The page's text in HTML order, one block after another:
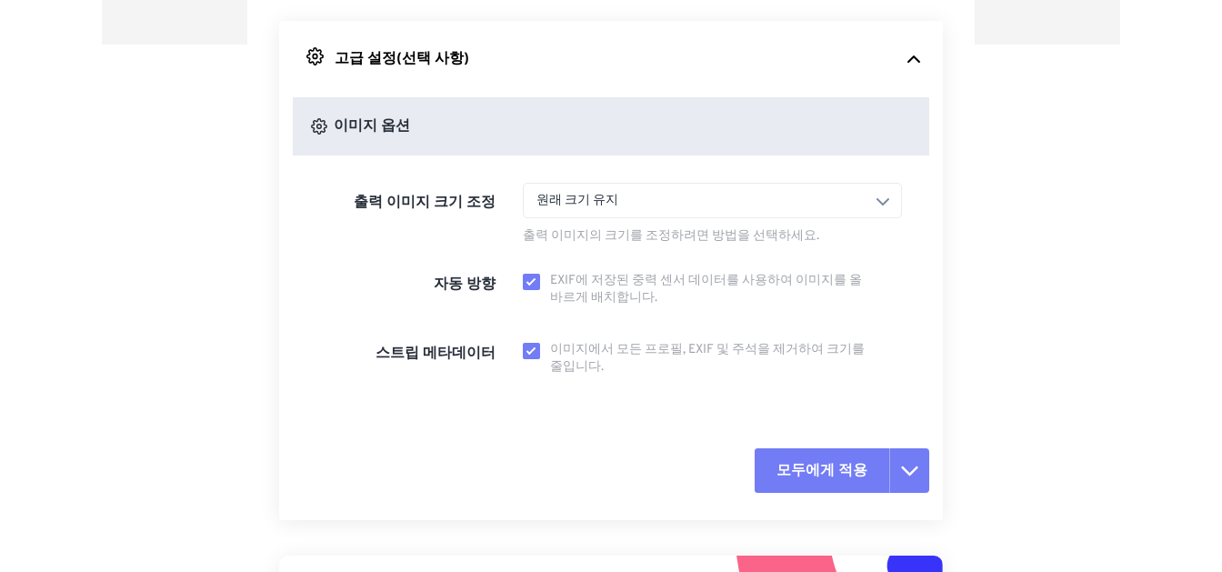
고급 설정(선택 사항)
이미지 옵션
출력 이미지 크기 조정 원래 크기 유지
출력 이미지의 크기를 조정하려면 방법을 선택하세요.
자동 방향
EXIF에 저장된 중력 센서 데이터를 사용하여 이미지를 올
바르게 배치합니다.
스트립 메타데이터
이미지에서 모든 프로필, EXIF ​​및 주석을 제거하여 크기를
줄입니다.
모두에게 적용
사전 설정에서 적용